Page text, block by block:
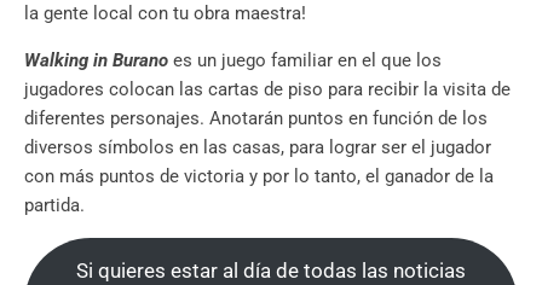
la gente local con tu obra maestra!
Walking in Burano es un juego familiar en el que los
jugadores colocan las cartas de piso para recibir la visita de
diferentes personajes. Anotarán puntos en función de los
diversos símbolos en las casas, para lograr ser el jugador
con más puntos de victoria y por lo tanto, el ganador de la
partida.
Si quieres estar al día de todas las noticias